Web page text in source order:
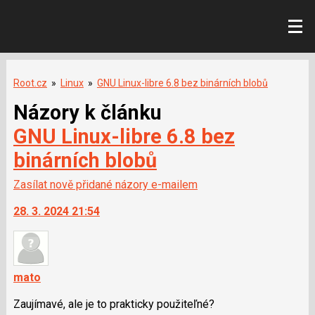
Root.cz » Linux » GNU Linux-libre 6.8 bez binárních blobů
Názory k článku
GNU Linux-libre 6.8 bez
binárních blobů
Zasílat nově přidané názory e-mailem
28. 3. 2024 21:54
mato
Zaujímavé, ale je to prakticky použiteľné?